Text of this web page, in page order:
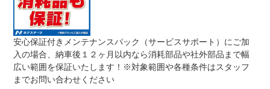
法定整備
について
１．契約後～納車までに法定点検を実施致します。 ２．
支払総額に整備代金を含んでおります。 ３．点検記録簿
が発行されます。
安心保証付きメンテナンスパック（サービスサポート）にご加
入の場合、納車後１２ヶ月以内なら消耗部品や社外部品まで幅
広い範囲を保証いたします！※対象範囲や各種条件はスタッフ
までお問い合わせください